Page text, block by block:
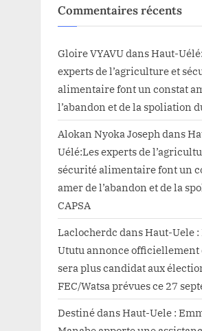
Commentaires récents
Gloire VYAVUdansHaut-
experts de l’agriculture et
alimentaire font un constat
l’abandon et de la spoliation
Alokan Nyoka Joseph dans
Uélé:Les experts de
sécurité alimentaire font un
amer de l’abandon et de la
CAPSA
Laclocherdc dansHaut-Uele :
Ututu annonce officiellement
sera plus candidat aux
FEC/Watsa prévues ce 27
DestinédansHaut-Uele :